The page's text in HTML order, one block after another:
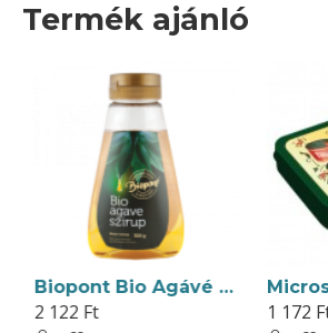
Termék ajánló
Biopont Bio Agávé Szirup 300g
2 122 Ft 1 172 Ft